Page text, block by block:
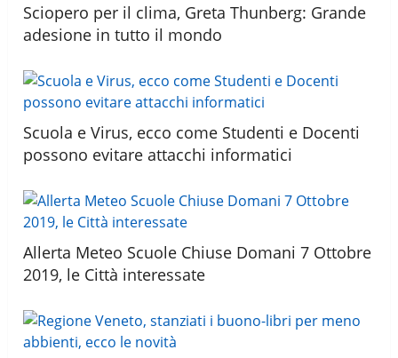
Sciopero per il clima, Greta Thunberg: Grande
adesione in tutto il mondo
Scuola e Virus, ecco come Studenti e Docenti
possono evitare attacchi informatici
Allerta Meteo Scuole Chiuse Domani 7 Ottobre
2019, le Città interessate